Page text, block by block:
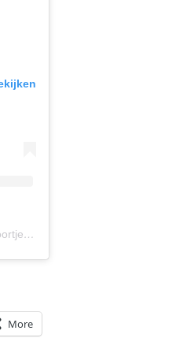
Een bericht gedeeld door Floortje Dessing | ☰ BNNVARA (@eindevandewereld)
More